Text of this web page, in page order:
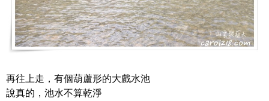
再往上走，有個葫蘆形的大戲水池
說真的，池水不算乾淨